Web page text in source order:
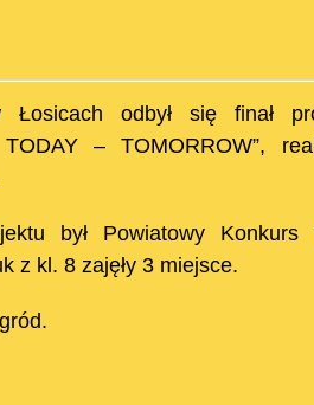
odbył się finał
– TOMORROW”,
był Powiatowy
z kl. 8 zajęły 3 miejsce.